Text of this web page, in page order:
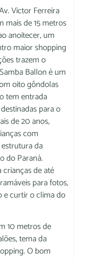
Victor Ferreira
mais de 15 metros
anoitecer, um
maior shopping
trazem o
Ballon é um
oito gôndolas
tem entrada
para o
de 20 anos,
com
estrutura da
do Paraná.
de até
para fotos,
e curtir o clima do
10 metros de
tema da
O bom